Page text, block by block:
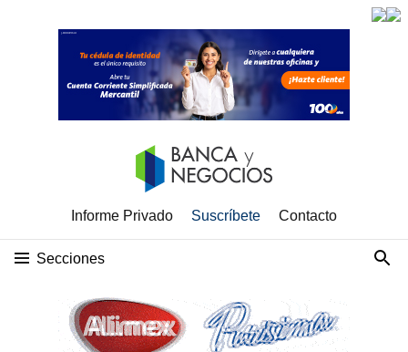
Informe Privado Suscríbete Contacto
Secciones